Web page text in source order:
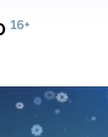
16+